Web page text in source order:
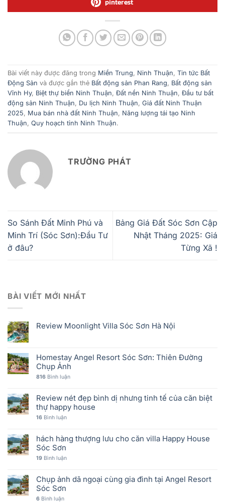
Bài viết này được đăng trong Miền Trung, Ninh Thuận, Tin tức Bất
Động Sản và được gắn thẻ Bất động sản Phan Rang, Bất động sản
Vĩnh Hy, Biệt thự biển Ninh Thuận, Đất nền Ninh Thuận, Đầu tư bất
động sản Ninh Thuận, Du lịch Ninh Thuận, Giá đất Ninh Thuận
2025, Mua bán nhà đất Ninh Thuận, Năng lượng tái tạo Ninh
Thuận, Quy hoạch tỉnh Ninh Thuận.
TRƯỜNG PHÁT
So Sánh Đất Minh Phú và
Minh Trí (Sóc Sơn):Đầu Tư
ở đâu?
Bảng Giá Đất Sóc Sơn Cập
Nhật Tháng 2025: Giá
Từng Xã !
BÀI VIẾT MỚI NHẤT
Review Moonlight Villa Sóc Sơn Hà Nội
Homestay Angel Resort Sóc Sơn: Thiên Đường
Chụp Ảnh
816 Bình luận
Review nét đẹp bình dị nhưng tinh tế của căn biệt
thự happy house
16 Bình luận
hách hàng thượng lưu cho căn villa Happy House
Sóc Sơn
19 Bình luận
Chụp ảnh dã ngoại cùng gia đình tại Angel Resort
Sóc Sơn
6 Bình luận